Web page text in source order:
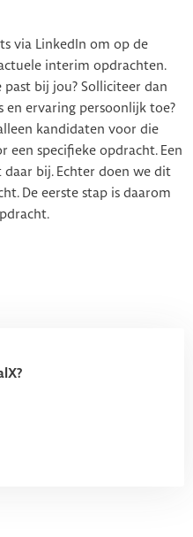
via LinkedIn om op de
interim opdrachten.
bij jou? Solliciteer dan
en ervaring persoonlijk toe?
kandidaten voor die
een specifieke opdracht. Een
bij. Echter doen we dit
De eerste stap is daarom